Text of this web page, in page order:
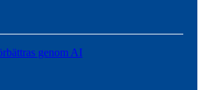
genom AI